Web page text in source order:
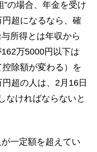
”の場合、年金を受け
超になるなら、確
所得とは年収から
万5000円以下は
除額が変わる）を
超の人は、2月16日
なければならないと
一定額を超えてい